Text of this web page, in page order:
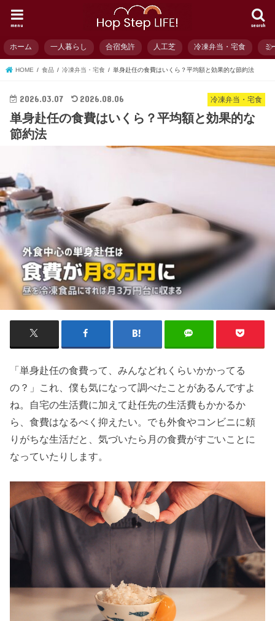
search
menu
ホーム 一人暮らし 合宿免許 人工芝 冷凍弁当・宅食 ミ
HOME 食品 冷凍弁当・宅食 単身赴任の食費はいくら？平均額と効果的な節約法
冷凍弁当・宅食
2026.03.07 2026.08.06
単身赴任の食費はいくら？平均額と効果的な
節約法
「単身赴任の食費って、みんなどれくらいかかってる
の？」これ、僕も気になって調べたことがあるんですよ
ね。自宅の生活費に加えて赴任先の生活費もかかるか
ら、食費はなるべく抑えたい。でも外食やコンビニに頼
りがちな生活だと、気づいたら月の食費がすごいことに
なっていたりします。